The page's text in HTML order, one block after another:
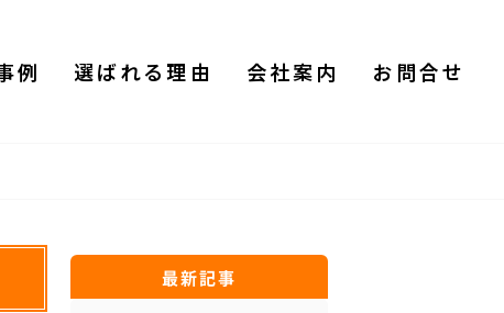
例 選ばれる理由 会社案内 お問合せ
最新記事